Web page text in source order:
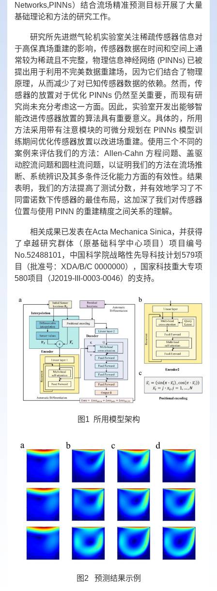
Networks,PINNs）结合流场精准预测目标开展了大量
基础理论和方法的研究工作。
研究所先进燃气轮机实验室关注稀疏传感器信息对
于高保真场重建的影响，传感器数据在时间和空间上通
常较为稀疏且不完整，物理信息神经网络 (PINNs) 已被
提出用于利用不完美数据重建场，因为它们结合了物理
原理，从而减少了对已知传感器数据的依赖。然而，传
感器的放置对于优化 PINNs 仍然至关重要，而现有研
究尚未充分考虑这一方面。因此，实验室开发出能够智
能改进传感器放置的算法具有重要意义。具体的，所用
方法采用带有注意模块的可微分规划在 PINNs 模型训
练期间优化传感器放置以改进场重建。使用三个不同的
案例来评估我们的方法：Allen-Cahn 方程问题、盖驱
动腔流问题和圆柱流问题，以证明我们的方法在流场推
断、系统辨识及其多条件泛化能力方面的有效性。结果
表明，我们的方法提高了测试分数，并有效地学习了不
同雷诺数下传感器的最佳布局，这加深了我们对传感器
位置与使用 PINN 的重建精度之间关系的理解。
相关成果已发表在Acta Mechanica Sinica，并获得
了卓越研究群体（原基础科学中心项目）项目编号
No.52488101，中国科学院战略性先导科技计划 579项
目（批准号： XDA/B/C 0000000），国家科技重大专项
580项目（J2019-III-0003-0046）的支持。
图1 所用模型架构
图2 预测结果示例